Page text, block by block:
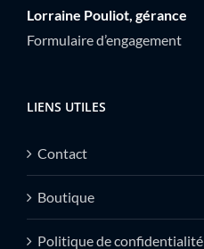
Lorraine Pouliot, gérance
Formulaire d’engagement
LIENS UTILES
Contact
Boutique
Politique de confidentialité